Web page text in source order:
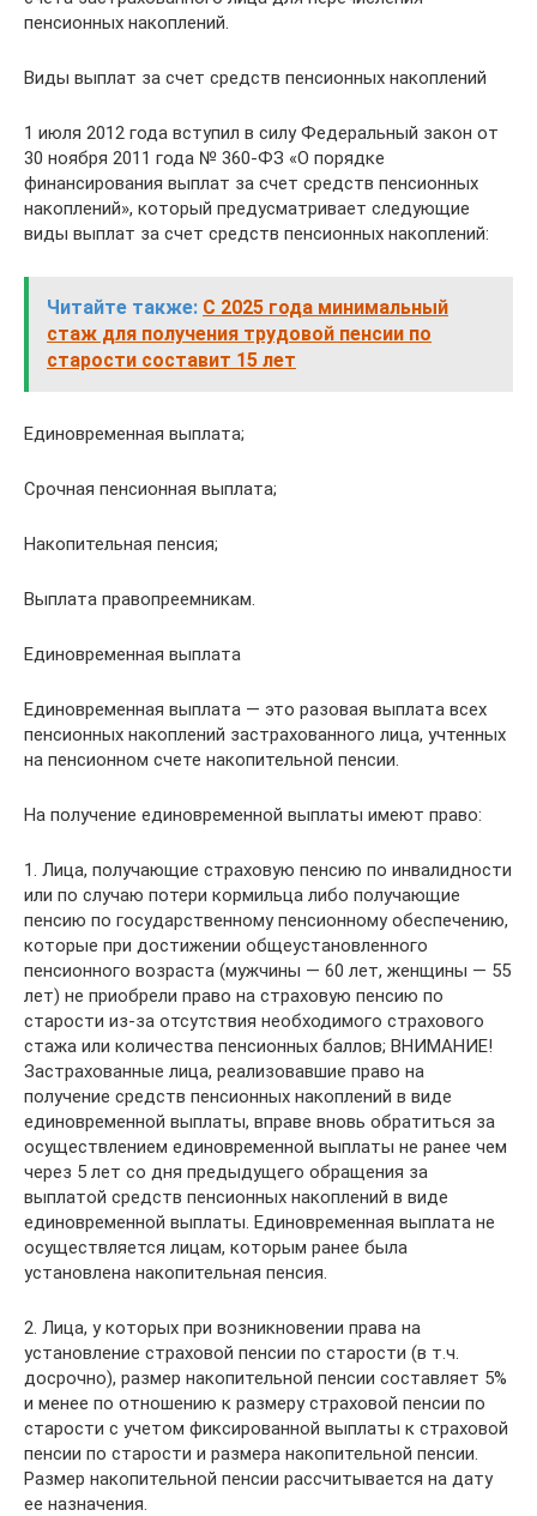
пенсионных накоплений.
Виды выплат за счет средств пенсионных накоплений
1 июля 2012 года вступил в силу Федеральный закон от
30 ноября 2011 года № 360-ФЗ «О порядке
финансирования выплат за счет средств пенсионных
накоплений», который предусматривает следующие
виды выплат за счет средств пенсионных накоплений:
Читайте также: С 2025 года минимальный
стаж для получения трудовой пенсии по
старости составит 15 лет
Единовременная выплата;
Срочная пенсионная выплата;
Накопительная пенсия;
Выплата правопреемникам.
Единовременная выплата
Единовременная выплата — это разовая выплата всех
пенсионных накоплений застрахованного лица, учтенных
на пенсионном счете накопительной пенсии.
На получение единовременной выплаты имеют право:
1. Лица, получающие страховую пенсию по инвалидности
или по случаю потери кормильца либо получающие
пенсию по государственному пенсионному обеспечению,
которые при достижении общеустановленного
пенсионного возраста (мужчины — 60 лет, женщины — 55
лет) не приобрели право на страховую пенсию по
старости из-за отсутствия необходимого страхового
стажа или количества пенсионных баллов; ВНИМАНИЕ!
Застрахованные лица, реализовавшие право на
получение средств пенсионных накоплений в виде
единовременной выплаты, вправе вновь обратиться за
осуществлением единовременной выплаты не ранее чем
через 5 лет со дня предыдущего обращения за
выплатой средств пенсионных накоплений в виде
единовременной выплаты. Единовременная выплата не
осуществляется лицам, которым ранее была
установлена накопительная пенсия.
2. Лица, у которых при возникновении права на
установление страховой пенсии по старости (в т.ч.
досрочно), размер накопительной пенсии составляет 5%
и менее по отношению к размеру страховой пенсии по
старости с учетом фиксированной выплаты к страховой
пенсии по старости и размера накопительной пенсии.
Размер накопительной пенсии рассчитывается на дату
ее назначения.